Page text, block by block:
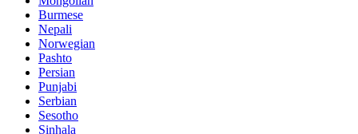
Burmese
Nepali
Norwegian
Pashto
Persian
Punjabi
Serbian
Sesotho
Sinhala